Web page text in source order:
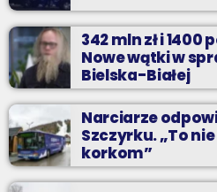
342 mln zł i
Nowe wątki w
Bielska-Białej
Narciarze
Szczyrku. „To
korkom”